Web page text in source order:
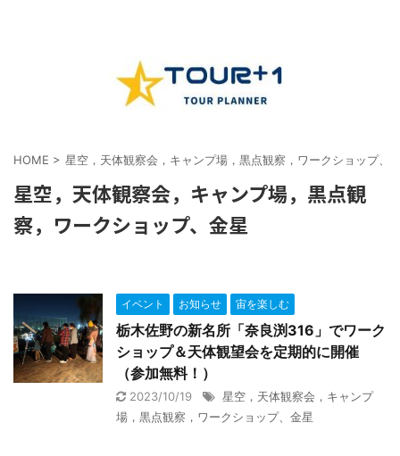
HOME > 星空，天体観察会，キャンプ場，黒点観察，ワークショップ、
星空，天体観察会，キャンプ場，黒点観
察，ワークショップ、金星
イベント お知らせ 宙を楽しむ
栃木佐野の新名所「奈良渕316」でワーク
ショップ＆天体観望会を定期的に開催
（参加無料！）
2023/10/19
星空，天体観察会，キャンプ
場，黒点観察，ワークショップ、金星